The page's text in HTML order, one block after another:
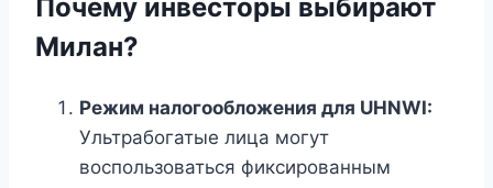
Почему инвесторы выбирают
Милан?
Режим налогообложения для UHNWI:
Ультрабогатые лица могут
воспользоваться фиксированным